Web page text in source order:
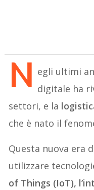
N egli ultimi
digitale ha
settori, e la
che è nato il
Questa nuova era
utilizzare
of Things (IoT),